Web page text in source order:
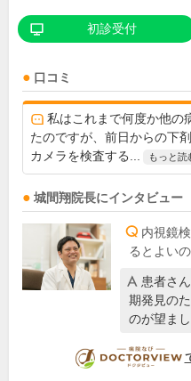
初診受付
口コミ
私はこれまで何度か他の
たのですが、前日からの下
カメラを検査する...
もっと読
城間翔 院長にインタビュー
内視鏡
るとよい
患者さ
期発見の
のが望ま